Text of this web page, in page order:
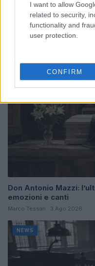
I want to allow
related to security,
functionality and
user protection.
CONFIRM
Arrestati cinque
accuse e i dettagli
Alessandro Tassinari · 7 Ago
Don Antonio Mazzi:
emozioni e canti
Marco Tessari · 3 Ago 2026
NEWS